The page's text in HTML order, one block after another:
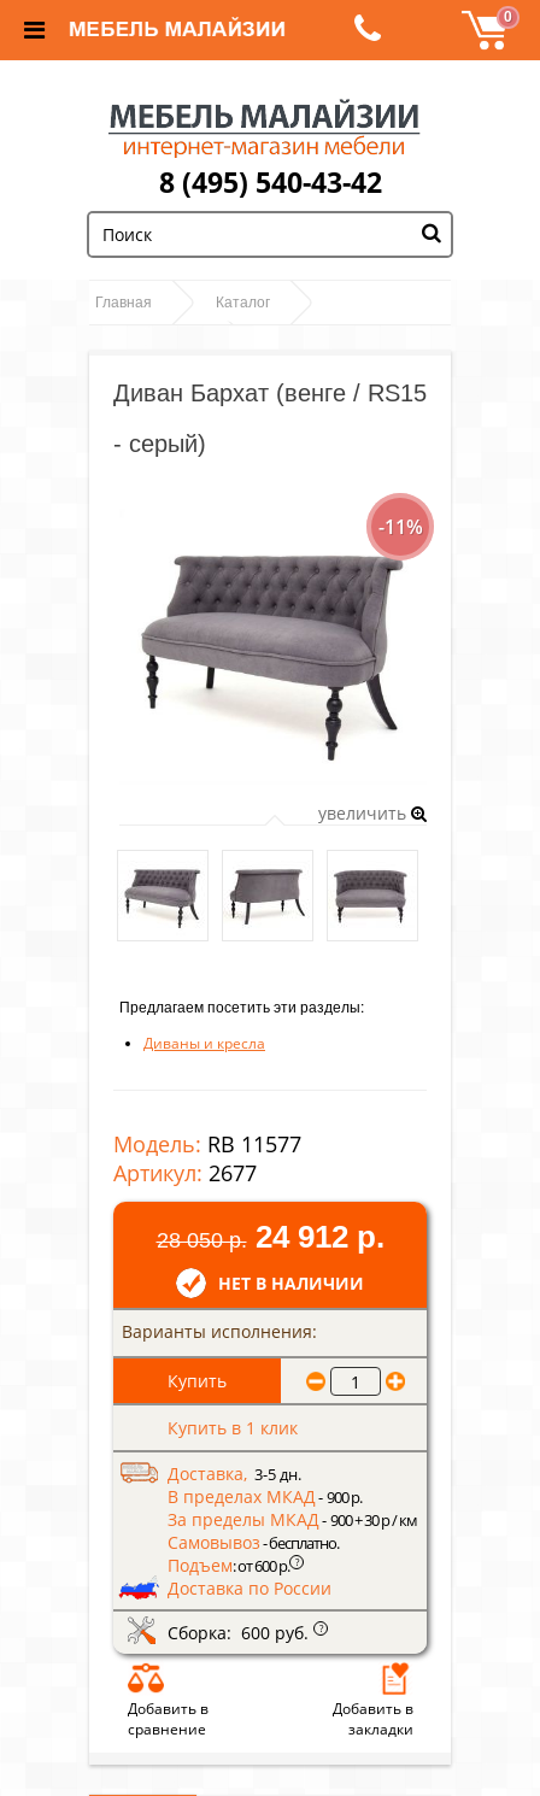
0
8 (495) 540-43-42
Главная Каталог
RS15 - серый)
Диван Бархат (венге / RS15
- серый)
-11%
увеличить
Предлагаем посетить эти разделы:
Диваны и кресла
Модель: RB 11577
Артикул: 2677
28 050 р. 24 912 р.
НЕТ В НАЛИЧИИ
Варианты исполнения:
Купить в 1 клик
Доставка, 3-5 дн.
В пределах МКАД- 900 р.
За пределы МКАД- 900 + 30 р / км
Самовывоз- бесплатно.
Подъем: от 600 р. ?
Доставка по России
Сборка: 600 руб.
?
Добавить в
сравнение
Добавить в
закладки